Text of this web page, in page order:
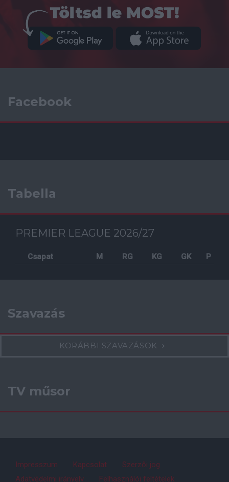
Facebook
Tabella
PREMIER LEAGUE 2026/27
Csapat M RG KG GK P
Szavazás
KORÁBBI SZAVAZÁSOK
TV műsor
Impresszum Kapcsolat
Szerzői jog
Adatvédelmi irányelv
Felhasználói feltételek